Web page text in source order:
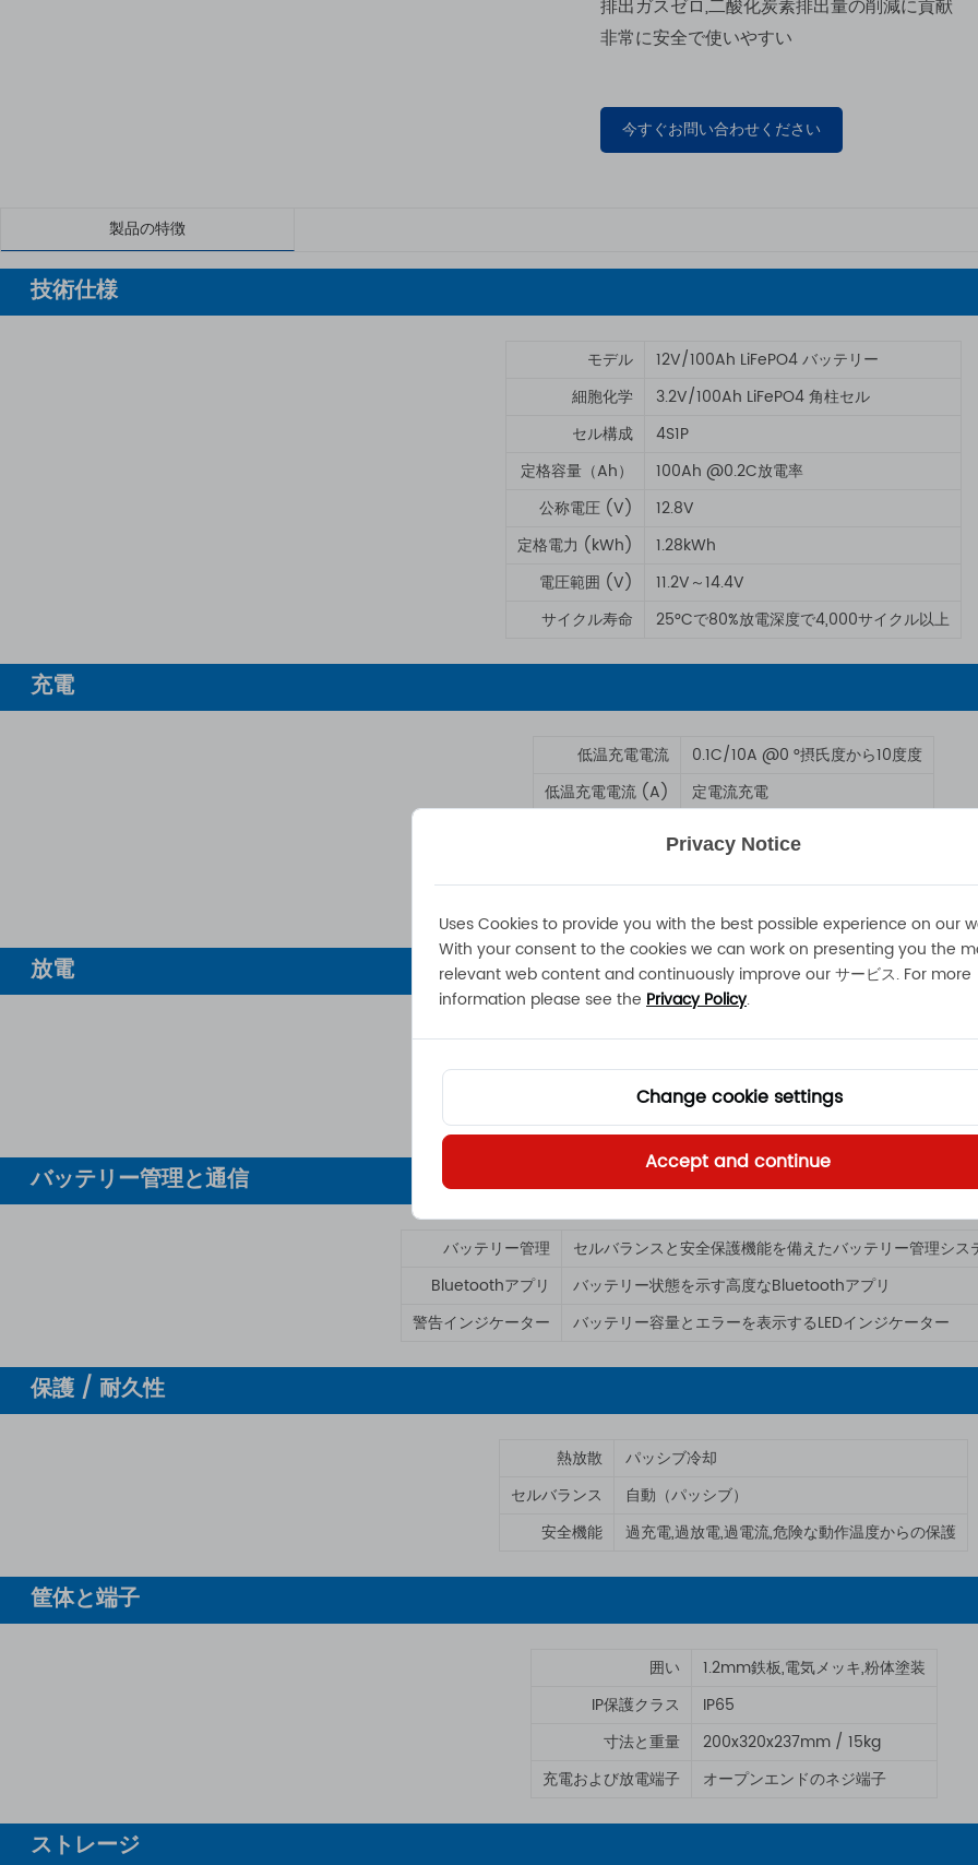
排出ガスゼロ,二酸化炭素排出量の削減に貢献
非常に安全で使いやすい
今すぐお問い合わせください
製品の特徴
技術仕様
モデル
12V/100Ah LiFePO4 バッテリー
細胞化学
3.2V/100Ah LiFePO4 角柱セル
セル構成
4S1P
定格容量（Ah）
100Ah @0.2C放電率
公称電圧 (V)
12.8V
定格電力 (kWh)
1.28kWh
電圧範囲 (V)
11.2V～14.4V
サイクル寿命
25°Cで80%放電深度で4,000サイクル以上
充電
低温充電電流 0.1C/10A @0 °摂氏度から10度度
低温充電電流 (A)
定電流充電
放電
標準放電電流（A）
0.5C/50A（定電流放電）
最大放電電流 (A)
1C/100A（定電流放電）
退院条件
@-10°C ～ 60°C
バッテリー管理と通信
バッテリー管理
セルバランスと安全保護機能を備えたバッテリー管理シ
Bluetoothアプリ
バッテリー状態を示す高度なBluetoothアプリ
警告インジケーター
バッテリー容量とエラーを表示するLEDインジケーター
保護 / 耐久性
熱放散
パッシブ冷却
セルバランス
自動（パッシブ）
安全機能
過充電,過放電,過電流,危険な動作温度からの保護
筐体と端子
囲い
1.2mm鉄板,電気メッキ,粉体塗装
IP保護クラス
IP65
寸法と重量
200x320x237mm / 15kg
充電および放電端子
オープンエンドのネジ端子
ストレージ
Privacy Notice
Uses Cookies to provide you with the best possible experience on our
With your consent to the cookies we can work on presenting you the
relevant web content and continuously improve our サービス. For more
information please see the Privacy Policy.
Change cookie settings
Accept and continue